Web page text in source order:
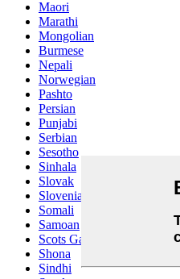
Maori
Marathi
Mongolian
Burmese
Nepali
Norwegian
Pashto
Persian
Punjabi
Serbian
Sesotho
Sinhala
Slovak
Slovenian
Somali
Samoan
Scots Gaelic
Shona
Sindhi